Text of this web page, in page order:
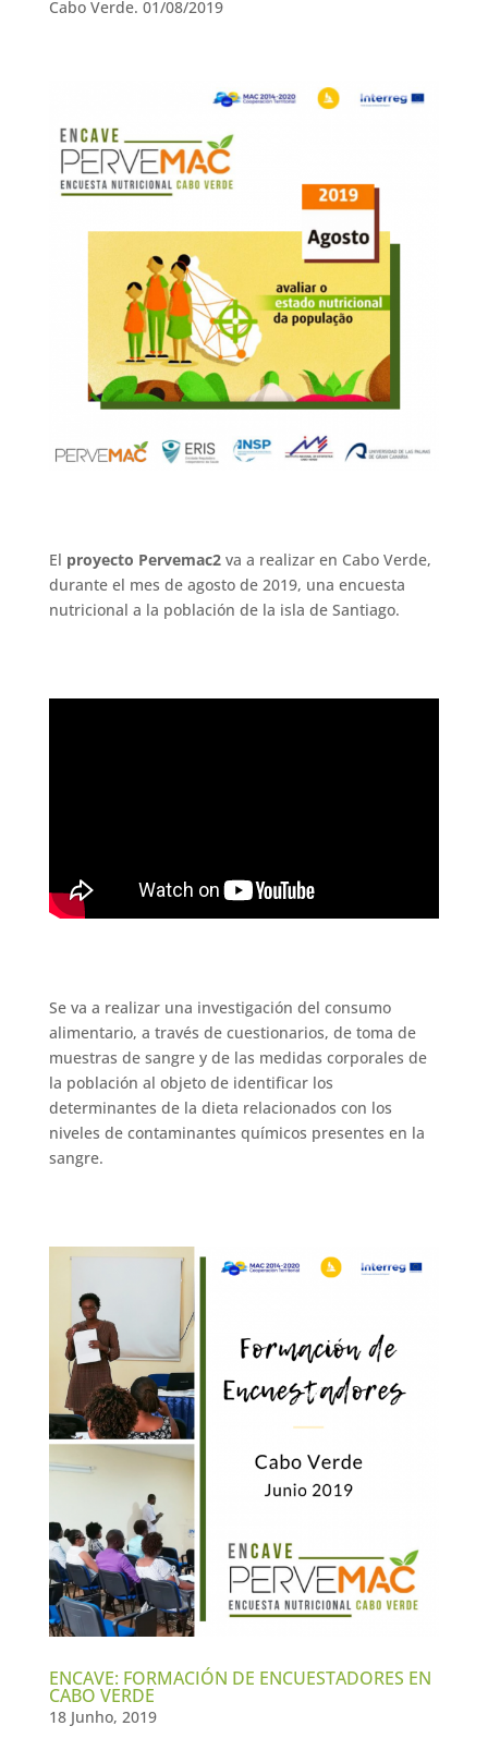
Cabo Verde. 01/08/2019
El proyecto Pervemac2va a realizar en Cabo Verde,
durante el mes de agosto de 2019, una encuesta
nutricional a la población de la isla de Santiago.
Se va a realizar una investigación del consumo
alimentario, a través de cuestionarios, de toma de
muestras de sangre y de las medidas corporales de
la población al objeto de identificar los
determinantes de la dieta relacionados con los
niveles de contaminantes químicos presentes en la
sangre.
ENCAVE: FORMACIÓN DE ENCUESTADORES EN
CABO VERDE
18 Junho, 2019